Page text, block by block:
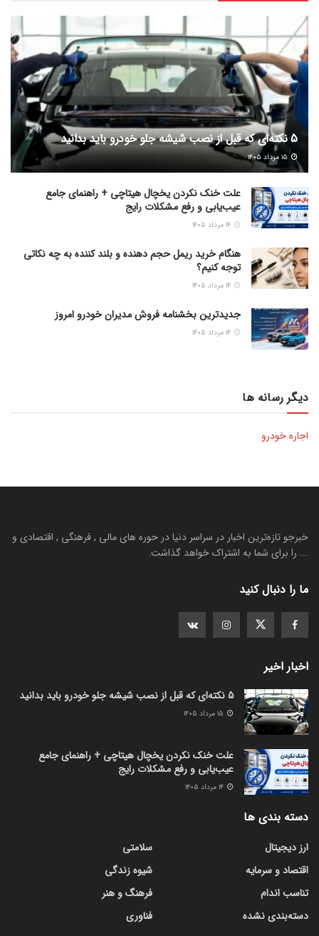
5 نکته‌ای که قبل از نصب شیشه جلو خودرو باید بدانید
علت خنک نکردن یخچال هیتاچی + راهنمای جامع
عیب‌یابی و رفع مشکلات رایج
هنگام خرید ریمل حجم دهنده و بلند کننده به چه نکاتی
توجه کنیم؟
جدیدترین بخشنامه فروش مدیران خودرو امروز
دیگر رسانه ها
اجاره خودرو
خبرجو تازه‌ترین اخبار در سراسر دنیا در حوره های مالی , فرهنگی , اقتصادی و
... را برای شما به اشتراک خواهد گذاشت.
ما را دنبال کنید
اخبار اخیر
5 نکته‌ای که قبل از نصب شیشه جلو خودرو باید بدانید
علت خنک نکردن یخچال هیتاچی + راهنمای جامع
عیب‌یابی و رفع مشکلات رایج
دسته بندی ها
ارز دیجیتال
اقتصاد و سرمایه
تناسب اندام
دسته‌بندی نشده
سلامتی
شیوه زندگی
فرهنگ و هنر
فناوری